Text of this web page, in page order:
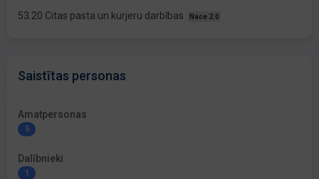
53.20 Citas pasta un kurjeru darbības Nace 2.0
Saistītas personas
Amatpersonas
5
Dalībnieki
1